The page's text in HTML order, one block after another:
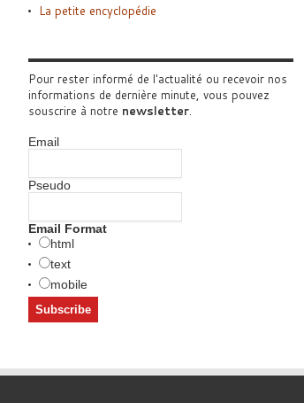
La petite encyclopédie
Pour rester informé de l'actualité ou recevoir nos
informations de dernière minute, vous pouvez
souscrire à notre newsletter.
Email
Pseudo
Email Format
html
text
mobile